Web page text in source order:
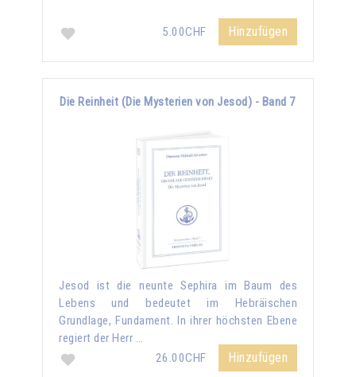
5.00CHF Hinzufügen
Die Reinheit (Die Mysterien von Jesod) - Band 7
Jesod ist die neunte Sephira im Baum des
Lebens und bedeutet im Hebräischen
Grundlage, Fundament. In ihrer höchsten Ebene
regiert der Herr …
26.00CHF
Hinzufügen